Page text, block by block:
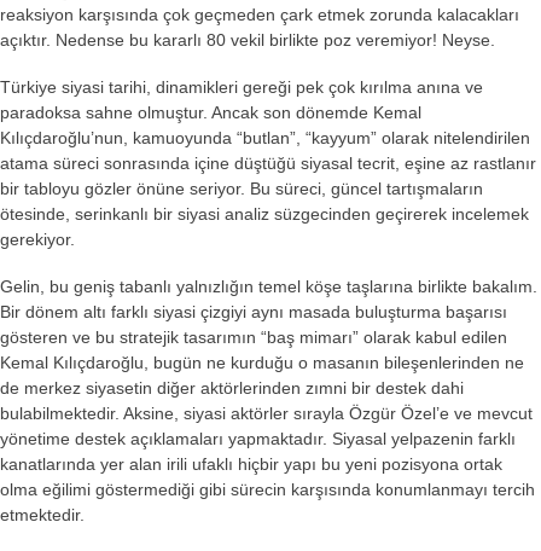
Facebook
Instagram
Youtube
reaksiyon karşısında çok geçmeden çark etmek zorunda kalacakları
açıktır. Nedense bu kararlı 80 vekil birlikte poz veremiyor! Neyse.
Türkiye siyasi tarihi, dinamikleri gereği pek çok kırılma anına ve
paradoksa sahne olmuştur. Ancak son dönemde Kemal
Kılıçdaroğlu’nun, kamuoyunda “butlan”, “kayyum” olarak nitelendirilen
atama süreci sonrasında içine düştüğü siyasal tecrit, eşine az rastlanır
bir tabloyu gözler önüne seriyor. Bu süreci, güncel tartışmaların
ötesinde, serinkanlı bir siyasi analiz süzgecinden geçirerek incelemek
gerekiyor.
Gelin, bu geniş tabanlı yalnızlığın temel köşe taşlarına birlikte bakalım.
Bir dönem altı farklı siyasi çizgiyi aynı masada buluşturma başarısı
gösteren ve bu stratejik tasarımın “baş mimarı” olarak kabul edilen
Kemal Kılıçdaroğlu, bugün ne kurduğu o masanın bileşenlerinden ne
de merkez siyasetin diğer aktörlerinden zımni bir destek dahi
bulabilmektedir. Aksine, siyasi aktörler sırayla Özgür Özel’e ve mevcut
yönetime destek açıklamaları yapmaktadır. Siyasal yelpazenin farklı
kanatlarında yer alan irili ufaklı hiçbir yapı bu yeni pozisyona ortak
olma eğilimi göstermediği gibi sürecin karşısında konumlanmayı tercih
etmektedir.